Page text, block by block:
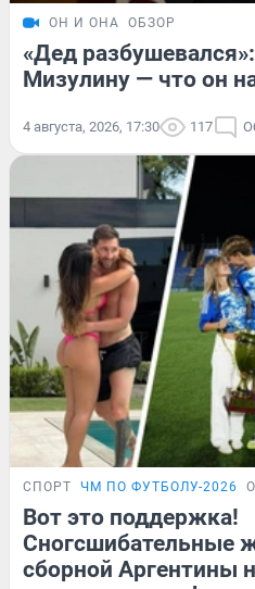
ОН И ОНА ОБЗОР
«Дед
Мизулину — что он
4 августа, 2026, 17:30 117
СПОРТ ЧМ ПО ФУТБОЛУ-2026
Вот это поддержка!
Сногсшибательные
сборной Аргентины